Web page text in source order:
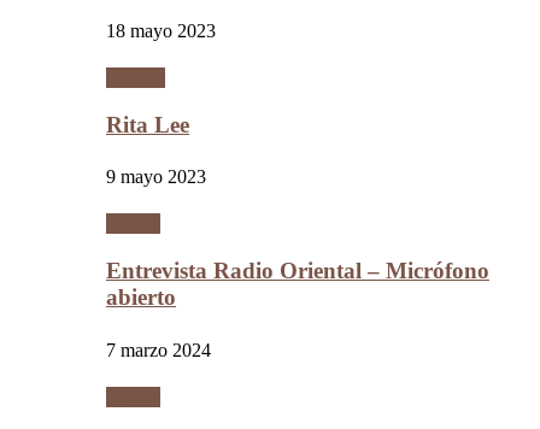
18 mayo 2023
Rita Lee
9 mayo 2023
Entrevista Radio Oriental – Micrófono
abierto
7 marzo 2024